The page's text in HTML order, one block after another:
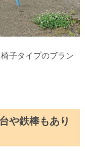
子タイプのブラン
や鉄棒もあり